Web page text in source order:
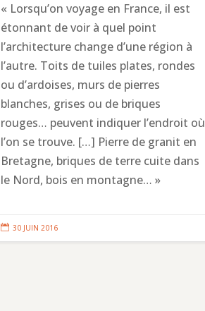
« Lorsqu’on voyage en France, il est
étonnant de voir à quel point
l’architecture change d’une région à
l’autre. Toits de tuiles plates, rondes
ou d’ardoises, murs de pierres
blanches, grises ou de briques
rouges… peuvent indiquer l’endroit où
l’on se trouve. […] Pierre de granit en
Bretagne, briques de terre cuite dans
le Nord, bois en montagne… »
 30 JUIN 2016